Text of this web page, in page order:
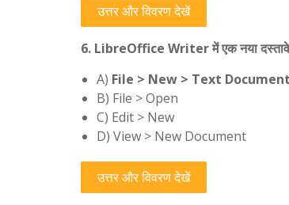
उत्तर और विवरण देखें
6. LibreOffice Writer में एक नया
A) File > New > Text Document
B) File > Open
C) Edit > New
D) View > New Document
उत्तर और विवरण देखें